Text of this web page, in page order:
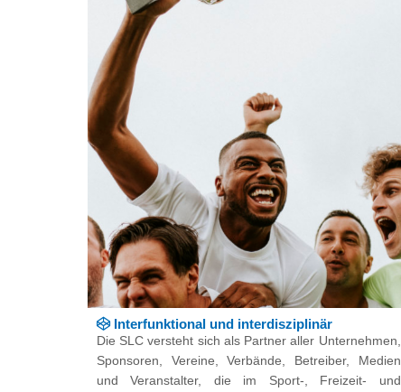
Interfunktional und interdisziplinär
Die SLC versteht sich als Partner aller Unternehmen,
Sponsoren, Vereine, Verbände, Betreiber, Medien
und Veranstalter, die im Sport-, Freizeit- und